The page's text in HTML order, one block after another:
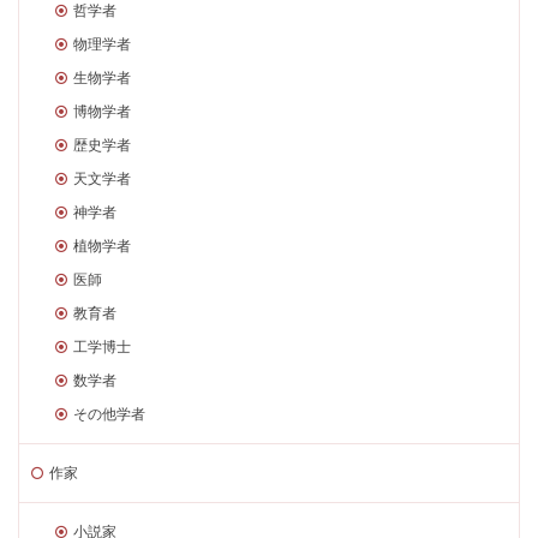
哲学者
物理学者
生物学者
博物学者
歴史学者
天文学者
神学者
植物学者
医師
教育者
工学博士
数学者
その他学者
作家
小説家